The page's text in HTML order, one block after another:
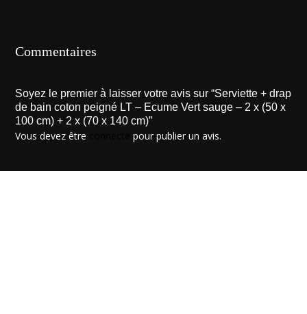
Commentaires
Soyez le premier à laisser votre avis sur “Serviette + drap
de bain coton peigné LT – Ecume Vert sauge – 2 x (50 x
100 cm) + 2 x (70 x 140 cm)”
Vous devez être pour publier un avis.